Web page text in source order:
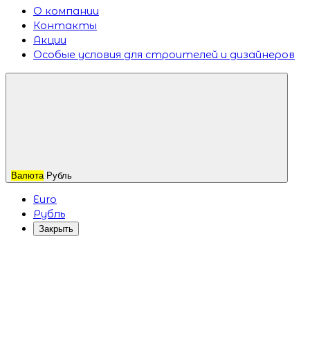
О компании
Контакты
Акции
Особые условия для строителей и дизайнеров
Валюта Рубль
Euro
Рубль
Закрыть